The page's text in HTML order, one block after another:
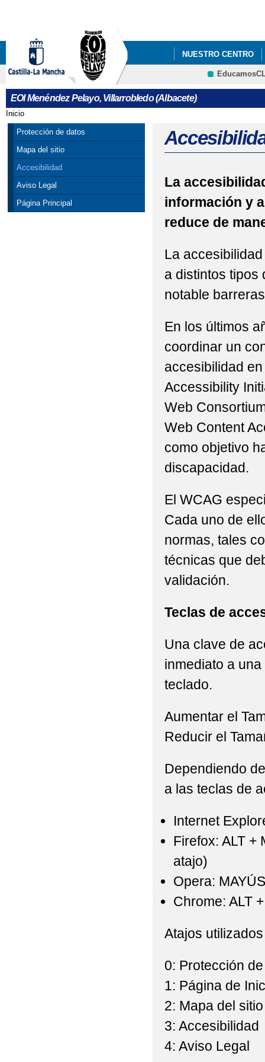
NUESTRO CENTRO
EOI Menéndez Pelayo, Villarrobledo (Albacete)
Se encuentra usted aquí
Inicio
Protección de datos
Mapa del sitio
Accesibilidad
Aviso Legal
Página Principal
La
información y
reduce de
La
a distintos tipos
notable
En los últimos
coordinar un
accesibilidad
Accessibility
Web
Web Content
como objetivo
discapacidad.
El WCAG
Cada uno de
normas, tales
técnicas que
validación.
Teclas de
Una clave de
inmediato a
teclado.
Aumentar el
Reducir el
Dependiendo
a las teclas de
Internet
Firefox: ALT +
atajo)
Opera:
Chrome: ALT
Atajos
0: Protección
1: Página de
2: Mapa del sitio
3: Accesibilidad
4: Aviso Legal